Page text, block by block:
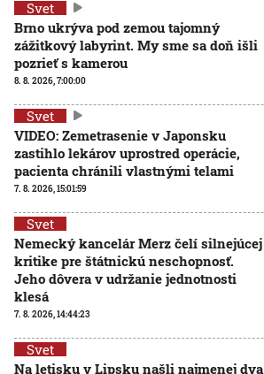
Svet
Brno ukrýva pod zemou tajomný
zážitkový labyrint. My sme sa doň išli
pozrieť s kamerou
8. 8. 2026, 7:00:00
Svet
VIDEO: Zemetrasenie v Japonsku
zastihlo lekárov uprostred operácie,
pacienta chránili vlastnými telami
7. 8. 2026, 15:01:59
Svet
Nemecký kancelár Merz čelí silnejúcej
kritike pre štátnickú neschopnosť.
Jeho dôvera v udržanie jednotnosti
klesá
7. 8. 2026, 14:44:23
Svet
Na letisku v Lipsku našli najmenej dva